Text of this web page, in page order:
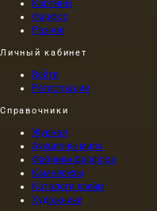
Картины
Фарфор
Разное
Личный кабинет
Войти
Регистрация
Справочники
Журнал
Аукционы мира
Фабрики фарфора
Камнерезы
Каталоги клейм
Художники